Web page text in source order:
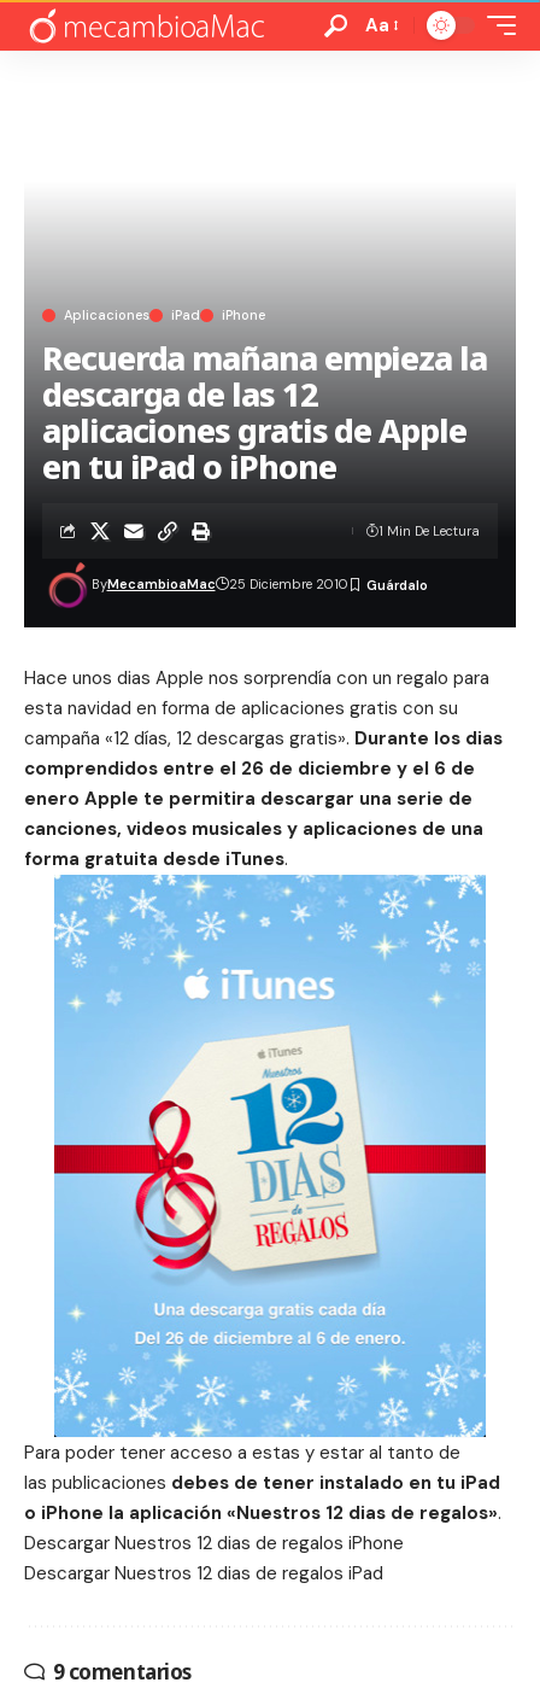
Aa
Aplicaciones iPad iPhone
Recuerda mañana empieza la
descarga de las 12
aplicaciones gratis de Apple
en tu iPad o iPhone
ByMecambioaMac 25 Diciembre 2010
1 Min De Lectura
Hace unos dias Apple nos sorprendía con un regalo para
esta navidad en forma de aplicaciones gratis con su
campaña «12 días, 12 descargas gratis». Durante los dias
comprendidos entre el 26 de diciembre y el 6 de
enero Apple te permitira descargar una serie de
canciones, videos musicales y aplicaciones de una
forma gratuita desde iTunes.
Para poder tener acceso a estas y estar al tanto de
las publicaciones debes de tener instalado en tu iPad
o iPhone la aplicación «Nuestros 12 dias de regalos».
Descargar Nuestros 12 dias de regalos iPhone
Descargar Nuestros 12 dias de regalos iPad
9 comentarios